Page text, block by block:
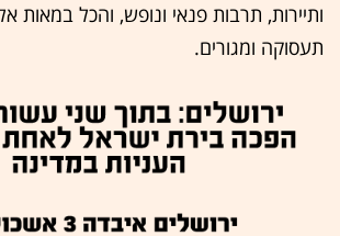
ותיירות, תרבות פנאי ונופש, והכל במאות
תעסוקה ומגורים.